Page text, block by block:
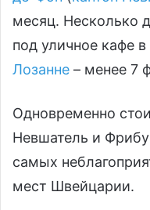
месяц. Несколько
под уличное кафе в
Лозанне – менее 7
Одновременно
Невшатель и
самых
мест Швейцарии.